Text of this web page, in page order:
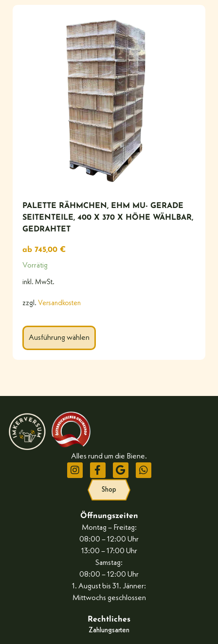
PALETTE RÄHMCHEN, EHM MU- GERADE
SEITENTEILE, 400 X 370 X HÖHE WÄHLBAR,
GEDRAHTET
ab 745,00 €
Vorrätig
inkl. MwSt.
zzgl. Versandkosten
Ausführung wählen
Alles rund um die Biene.
Shop
Öffnungszeiten
Montag – Freitag:
08:00 – 12:00 Uhr
13:00 – 17:00 Uhr
Samstag:
08:00 – 12:00 Uhr
1. August bis 31. Jänner:
Mittwochs geschlossen
Rechtliches
Zahlungsarten